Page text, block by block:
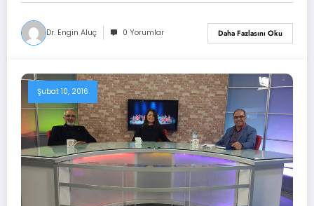
Dr. Engin Aluç 0 Yorumlar Daha Fazlasını Oku
Şubat 10, 2016